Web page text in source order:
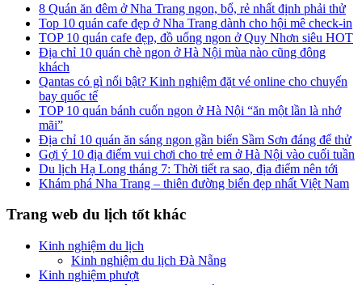
8 Quán ăn đêm ở Nha Trang ngon, bổ, rẻ nhất định phải thử
Top 10 quán cafe đẹp ở Nha Trang dành cho hội mê check-in
TOP 10 quán cafe đẹp, đồ uống ngon ở Quy Nhơn siêu HOT
Địa chỉ 10 quán chè ngon ở Hà Nội mùa nào cũng đông
khách
Qantas có gì nổi bật? Kinh nghiệm đặt vé online cho chuyến
bay quốc tế
TOP 10 quán bánh cuốn ngon ở Hà Nội “ăn một lần là nhớ
mãi”
Địa chỉ 10 quán ăn sáng ngon gần biển Sầm Sơn đáng để thử
Gợi ý 10 địa điểm vui chơi cho trẻ em ở Hà Nội vào cuối tuần
Du lịch Hạ Long tháng 7: Thời tiết ra sao, địa điểm nên tới
Khám phá Nha Trang – thiên đường biển đẹp nhất Việt Nam
Trang web du lịch tốt khác
Kinh nghiệm du lịch
Kinh nghiệm du lịch Đà Nẵng
Kinh nghiệm phượt